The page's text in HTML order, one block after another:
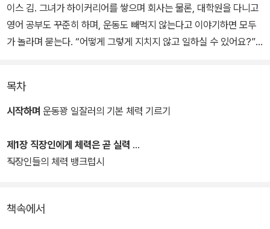
이스 김. 그녀가 하이커리어를 쌓으며 회사는 물론, 대학원을 다니고
영어 공부도 꾸준히 하며, 운동도 빼먹지 않는다고 이야기하면 모두
가 놀라며 묻는다. “어떻게 그렇게 지치지 않고 일하실 수 있어요?”
이 받쳐주지 않으면 아무것도 시작할 수 없다.”라며 저자의 말에 동의
했다.
흔히들 직장인 사이에선 ‘일 잘하는 성격 안 좋은 사람 vs 일 못하는
착한 사람’ 중 함께 일하고 싶은 사람은 누구인지 묻는 질문이 오가곤
는 동료들과 잘 지내는 것은 물론, 구성원들의 사기를 꺾지 않고, 팀워
목차
시작하며 운동꽝 일잘러의 기본 체력 기르기
제1장 직장인에게 체력은 곧 실력
직장인들의 체력 뱅크럽시
책속에서